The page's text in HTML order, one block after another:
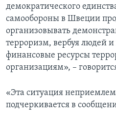
демократического
самообороны в Швеции
организовывать
терроризм, вербуя людей и
финансовые ресурсы
организациям», –
«Эта ситуация
подчеркивается в